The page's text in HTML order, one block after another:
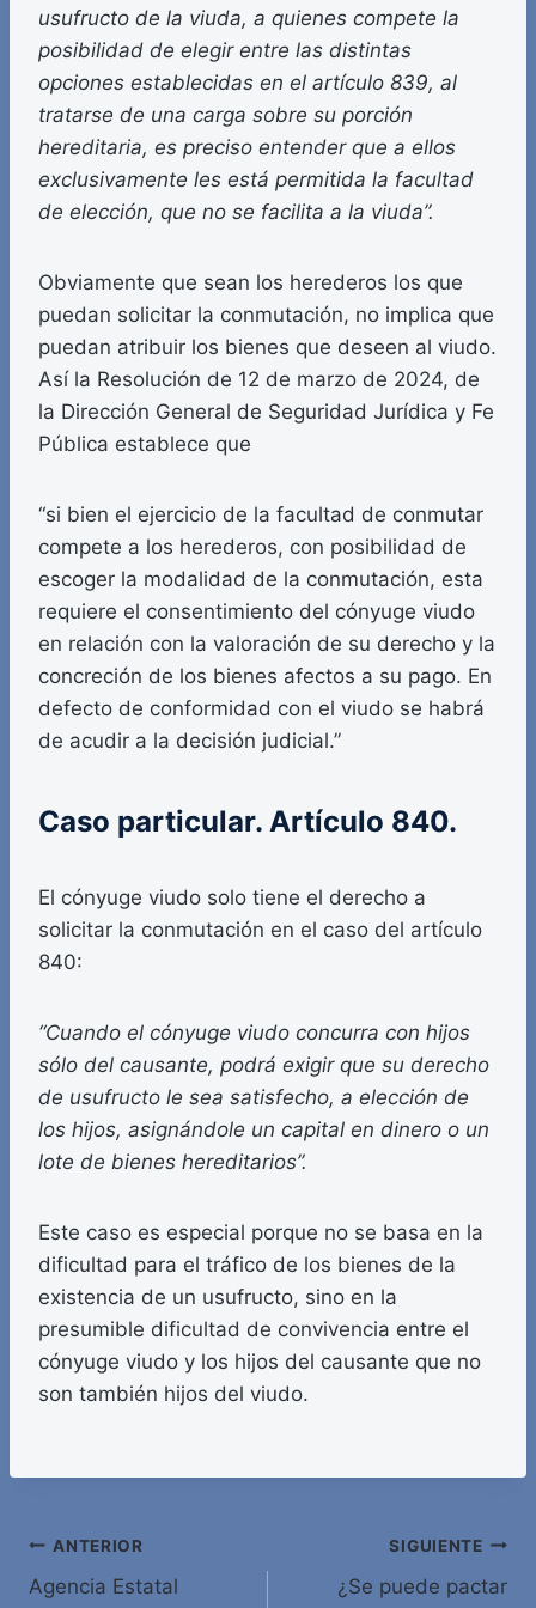
usufructo de la viuda, a quienes compete la
posibilidad de elegir entre las distintas
opciones establecidas en el artículo 839, al
tratarse de una carga sobre su porción
hereditaria, es preciso entender que a ellos
exclusivamente les está permitida la facultad
de elección, que no se facilita a la viuda”.
Obviamente que sean los herederos los que
puedan solicitar la conmutación, no implica que
puedan atribuir los bienes que deseen al viudo.
Así la Resolución de 12 de marzo de 2024, de
la Dirección General de Seguridad Jurídica y Fe
Pública establece que
“si bien el ejercicio de la facultad de conmutar
compete a los herederos, con posibilidad de
escoger la modalidad de la conmutación, esta
requiere el consentimiento del cónyuge viudo
en relación con la valoración de su derecho y la
concreción de los bienes afectos a su pago. En
defecto de conformidad con el viudo se habrá
de acudir a la decisión judicial.”
Caso particular. Artículo 840.
El cónyuge viudo solo tiene el derecho a
solicitar la conmutación en el caso del artículo
840:
“Cuando el cónyuge viudo concurra con hijos
sólo del causante, podrá exigir que su derecho
de usufructo le sea satisfecho, a elección de
los hijos, asignándole un capital en dinero o un
lote de bienes hereditarios”.
Este caso es especial porque no se basa en la
dificultad para el tráfico de los bienes de la
existencia de un usufructo, sino en la
presumible dificultad de convivencia entre el
cónyuge viudo y los hijos del causante que no
son también hijos del viudo.
Navegación
ANTERIOR
Agencia Estatal
SIGUIENTE
¿Se puede pactar